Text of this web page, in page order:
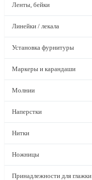
Ленты, бейки
Линейки / лекала
Установка фурнитуры
Маркеры и карандаши
Молнии
Наперстки
Нитки
Ножницы
Принадлежности для глажки